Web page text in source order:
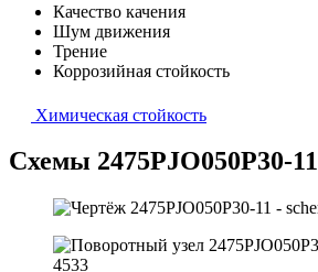
Качество качения
Шум движения
Трение
Коррозийная стойкость
Химическая стойкость
Схемы 2475PJO050P30-11